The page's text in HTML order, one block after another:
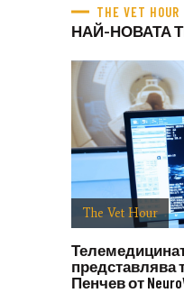
THE VET HOUR
НАЙ-НОВАТА
The Vet Hour
представлява
Пенчев от